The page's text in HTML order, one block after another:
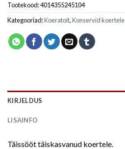
Tootekood:4014355245104
Kategooriad:Koeratoit,Konservid koertele
KIRJELDUS
LISAINFO
Täissööt täiskasvanud koertele.